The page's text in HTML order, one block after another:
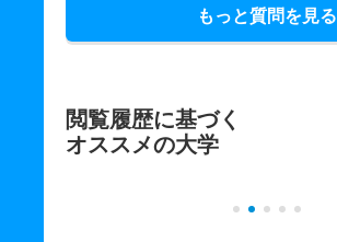
もっと質問を見る
閲覧履歴に基づく
オススメの大学